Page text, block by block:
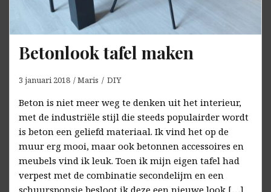
Betonlook tafel maken
3 januari 2018 Maris DIY
Beton is niet meer weg te denken uit het interieur,
met de industriële stijl die steeds populairder wordt
is beton een geliefd materiaal. Ik vind het op de
muur erg mooi, maar ook betonnen accessoires en
meubels vind ik leuk. Toen ik mijn eigen tafel had
verpest met de combinatie secondelijm en een